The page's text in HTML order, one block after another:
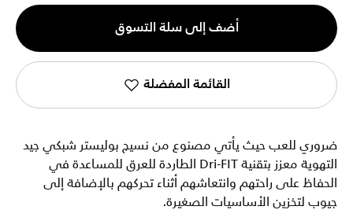
الكمية
1
أضف إلى سلة التسوق
القائمة المفضلة
ضروري للعب حيث يأتي مصنوع من نسيج بوليستر شبكي جيد
التهوية معزز بتقنية Dri-FIT الطاردة للعرق للمساعدة في
الحفاظ على راحتهم وانتعاشهم أثناء تحركهم بالإضافة إلى
جيوب لتخزين الأساسيات الصغيرة.